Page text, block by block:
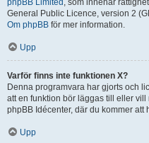
phpBB Limited , som innehar
General Public Licence, version 2
Om phpBB för mer information.
Upp
Varför finns inte funktionen X?
Denna programvara har gjorts och
att en funktion bör läggas till eller
phpBB Idécenter, där du kommer att
Upp